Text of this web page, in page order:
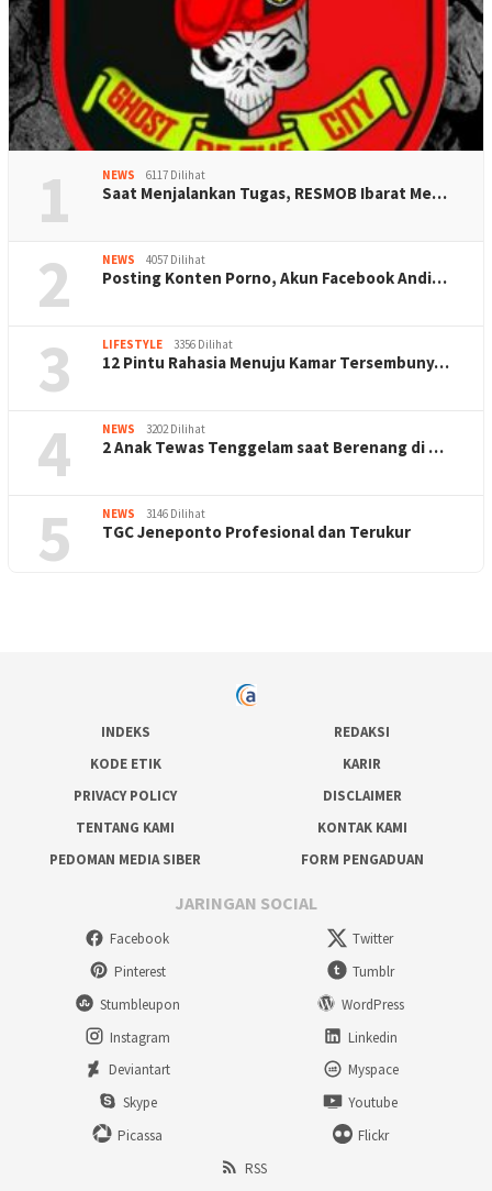
1 NEWS 6117 Dilihat
Saat Menjalankan Tugas, RESMOB Ibarat Me…
2 NEWS 4057 Dilihat
Posting Konten Porno, Akun Facebook Andi…
3 LIFESTYLE 3356 Dilihat
12 Pintu Rahasia Menuju Kamar Tersembuny…
4 NEWS 3202 Dilihat
2 Anak Tewas Tenggelam saat Berenang di …
5 NEWS 3146 Dilihat
TGC Jeneponto Profesional dan Terukur
INDEKS
REDAKSI
KODE ETIK
KARIR
PRIVACY POLICY
DISCLAIMER
TENTANG KAMI
KONTAK KAMI
PEDOMAN MEDIA SIBER
FORM PENGADUAN
JARINGAN SOCIAL
Facebook
Twitter
Pinterest
Tumblr
Stumbleupon
WordPress
Instagram
Linkedin
Deviantart
Myspace
Skype
Youtube
Picassa
Flickr
RSS